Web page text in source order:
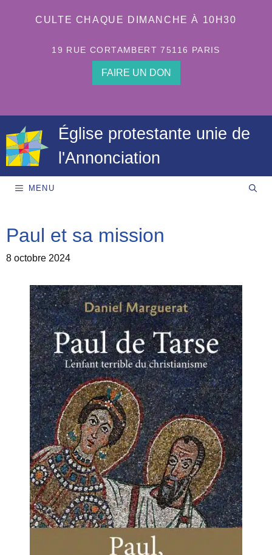
CULTE CHAQUE DIMANCHE À 10H30
19 RUE CORTAMBERT 75116 PARIS
FAIRE UN DON
Église protestante unie de
l'Annonciation
MENU
Paul et sa mission
8 octobre 2024